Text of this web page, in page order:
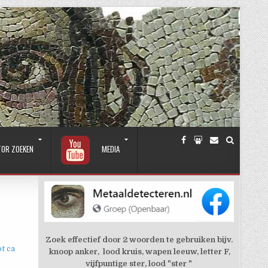
ZOEKEN MEDIA
ca
Zoek effectief door 2 woorden te gebruiken bijv.
knoop anker, lood kruis, wapen leeuw, letter F,
vijfpuntige ster, lood "ster "